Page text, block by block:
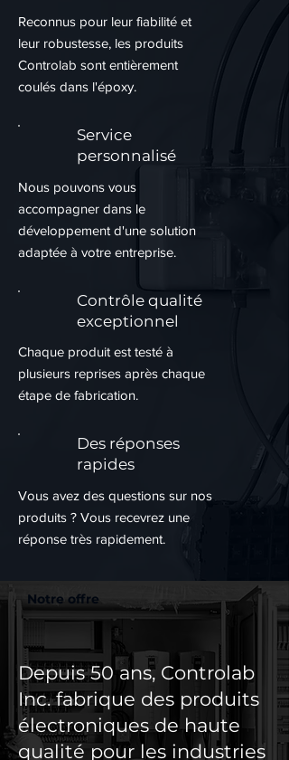
Reconnus pour leur fiabilité et
leur robustesse, les produits
Controlab sont entièrement
coulés dans l'époxy.
Service
personnalisé
Nous pouvons vous
accompagner dans le
développement d'une solution
adaptée à votre entreprise.
Contrôle qualité
exceptionnel
Chaque produit est testé à
plusieurs reprises après chaque
étape de fabrication.
Des réponses
rapides
Vous avez des questions sur nos
produits ? Vous recevrez une
réponse très rapidement.
Notre offre
Depuis 50 ans, Controlab
Inc. fabrique des produits
électroniques de haute
qualité pour les industries